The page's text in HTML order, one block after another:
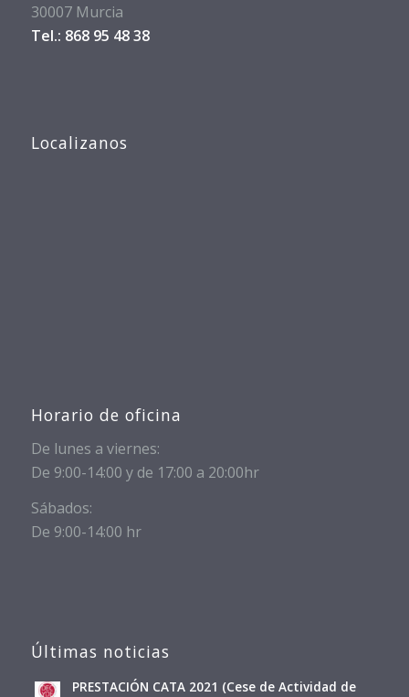
30007 Murcia
Tel.: 868 95 48 38
Localizanos
Horario de oficina
De lunes a viernes:
De 9:00-14:00 y de 17:00 a 20:00hr
Sábados:
De 9:00-14:00 hr
Últimas noticias
PRESTACIÓN CATA 2021 (Cese de Actividad de